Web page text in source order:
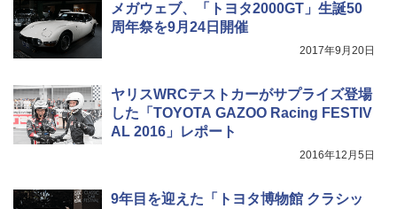
メガウェブ、「トヨタ2000GT」生誕50
周年祭を9月24日開催
2017年9月20日
ヤリスWRCテストカーがサプライズ登場
した「TOYOTA GAZOO Racing FESTIV
AL 2016」レポート
2016年12月5日
9年目を迎えた「トヨタ博物館 クラシッ